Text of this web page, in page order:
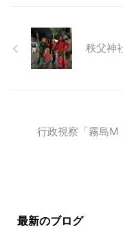
秩父神
行政視察「霧島M
最新のブログ